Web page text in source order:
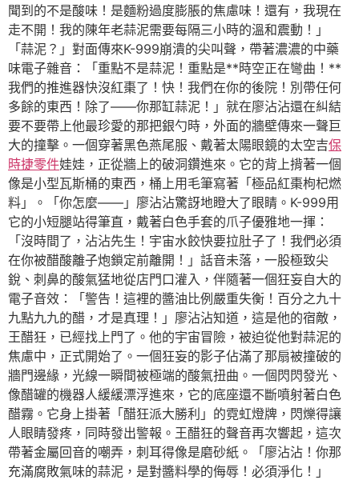
聞到的不是酸味！是麵粉過度膨脹的焦慮味！還有，我現在
走不開！我的陳年老蒜泥需要每隔三小時的溫和震動！」
「蒜泥？」對面傳來K-999崩潰的尖叫聲，帶著濃濃的中藥
味電子雜音：「重點不是蒜泥！重點是**時空正在彎曲！**
我們的推進器快沒紅棗了！快！我們在你的後院！別帶任何
多餘的東西！除了——你那缸蒜泥！」就在廖沾沾還在糾結
要不要帶上他最珍愛的那把銀勺時，外面的牆壁傳來一聲巨
大的撞擊。一個穿著黑色燕尾服、戴著太陽眼鏡的太空吉保
時捷零件娃娃，正從牆上的破洞鑽進來。它的背上揹著一個
像是小型瓦斯桶的東西，桶上用毛筆寫著「極品紅棗枸杞燃
料」。「你怎麼——」廖沾沾驚訝地瞪大了眼睛。K-999用
它的小短腿站得筆直，戴著白色手套的爪子優雅地一揮：
「沒時間了，沾沾先生！宇宙水餃快要拉肚子了！我們必須
在你被醋酸離子炮鎖定前離開！」話音未落，一股極致尖
銳、刺鼻的酸氣猛地從店門口灌入，伴隨著一個狂妄自大的
電子音效：「警告！這裡的醬油比例嚴重失衡！百分之九十
九點九九的醋，才是真理！」廖沾沾知道，這是他的宿敵，
王醋狂，已經找上門了。他的宇宙冒險，被迫從他對蒜泥的
焦慮中，正式開始了。一個狂妄的影子佔滿了那扇被撞破的
牆門邊緣，光線一瞬間被極端的酸氣扭曲。一個閃閃發光、
像醋罐的機器人緩緩漂浮進來，它的底座還不斷噴射著白色
醋霧。它身上掛著「醋狂派大勝利」的霓虹燈牌，閃爍得讓
人眼睛發疼，同時發出警報。王醋狂的聲音再次響起，這次
帶著金屬回音的嘲弄，刺耳得像是磨砂紙。「廖沾沾！你那
充滿腐敗氣味的蒜泥，是對醬料學的侮辱！必須淨化！」